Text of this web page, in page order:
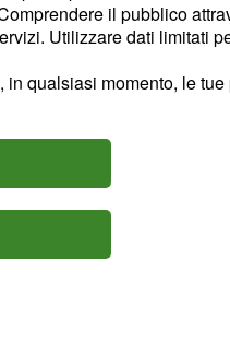
il pubblico
Utilizzare dati limitati
qualsiasi momento, le